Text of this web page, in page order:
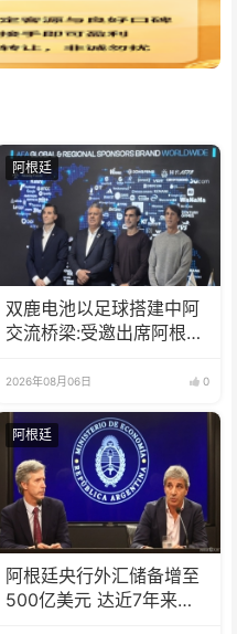
阿根廷
双鹿电池以足球搭建中阿
交流桥梁:受邀出席阿根廷
2026年08月06日 0
阿根廷
阿根廷央行外汇储备增至
500亿美元 达近7年来最